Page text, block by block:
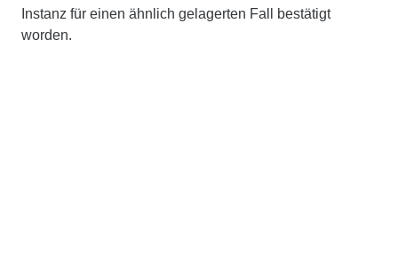
Instanz für einen ähnlich gelagerten Fall bestätigt
worden.